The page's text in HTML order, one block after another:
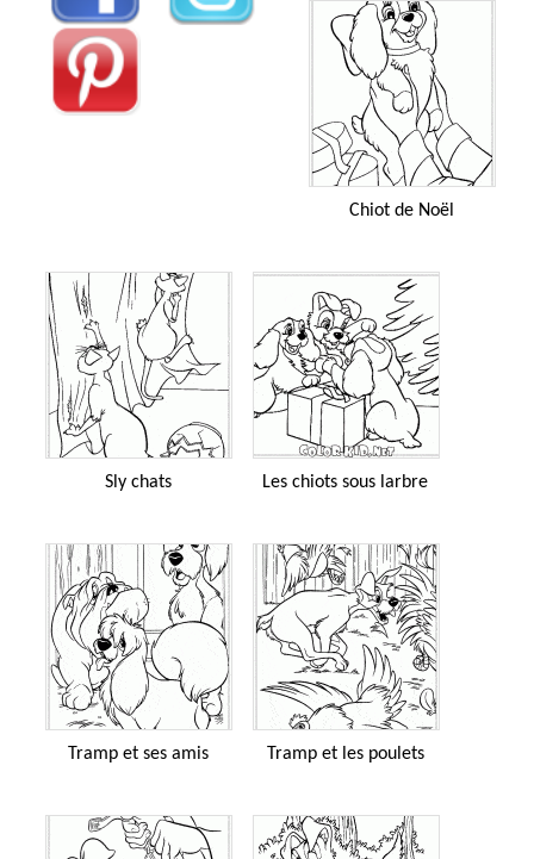
Chiot de Noël
Sly chats Les chiots sous larbre
Tramp et ses amis Tramp et les poulets